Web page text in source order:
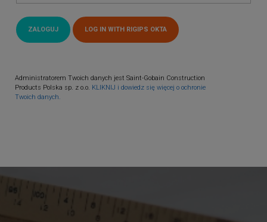
Administratorem Twoich danych jest Saint-Gobain Construction
Products Polska sp. z o.o. KLIKNIJ i dowiedz się więcej o ochronie
Twoich danych.